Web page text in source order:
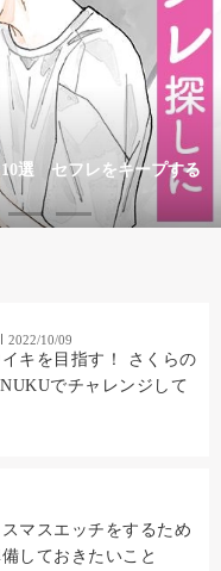
選 セフレをキープする
2022/10/09
キを目指す！ さくらの
でチャレンジして
マスエッチをするため
しておきたいこと